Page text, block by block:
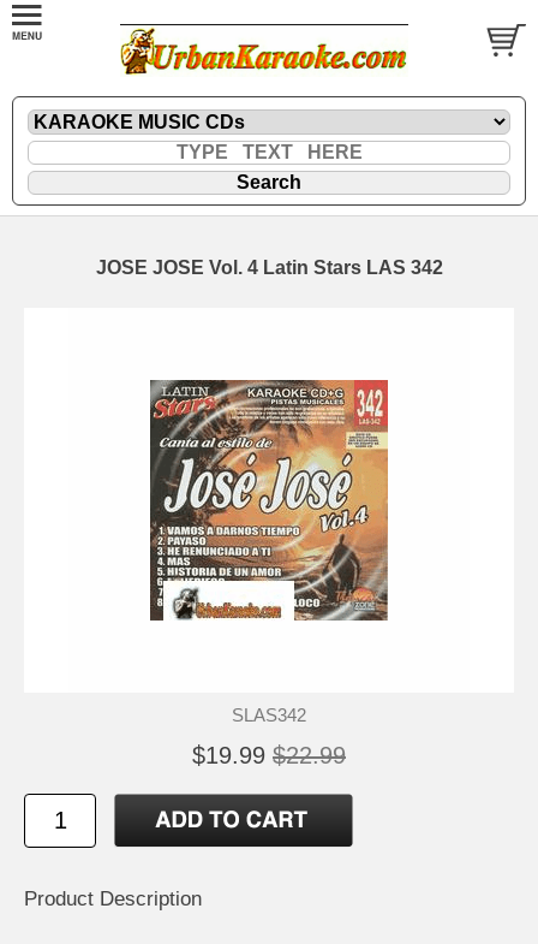
JOSE JOSE Vol. 4 Latin Stars LAS 342
SLAS342
$19.99 $22.99
Product Description